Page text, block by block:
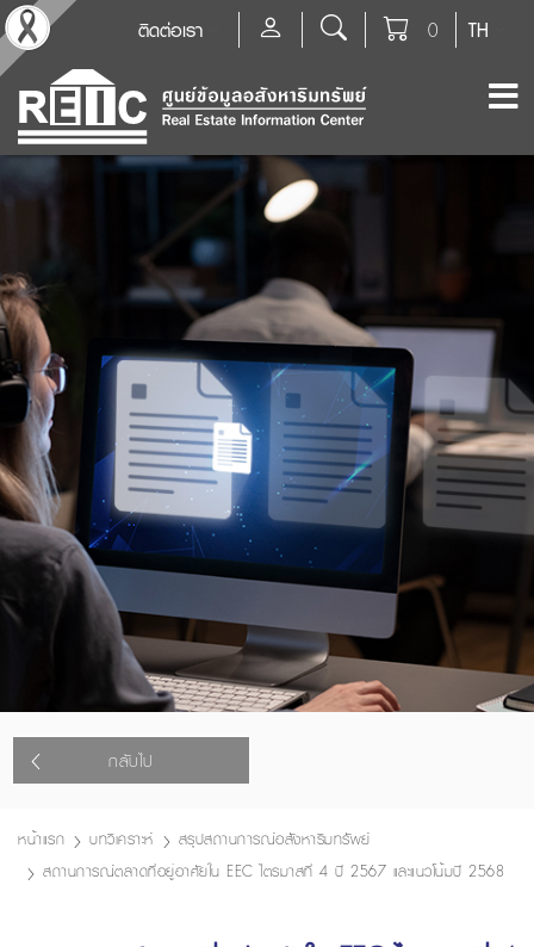
TH
0
ติดต่อเรา
กลับไป
หน้าแรก บทวิเคราะห์
สรุปสถานการณ์อสังหาริมทรัพย์
สถานการณ์ตลาดที่อยู่อาศัยใน EEC ไตรมาสที่ 4 ปี 2567 และแนวโน้มปี 2568